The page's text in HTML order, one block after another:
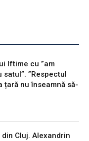
Iftime cu ”am
”Respectul
țară nu înseamnă să-
Cluj. Alexandrin